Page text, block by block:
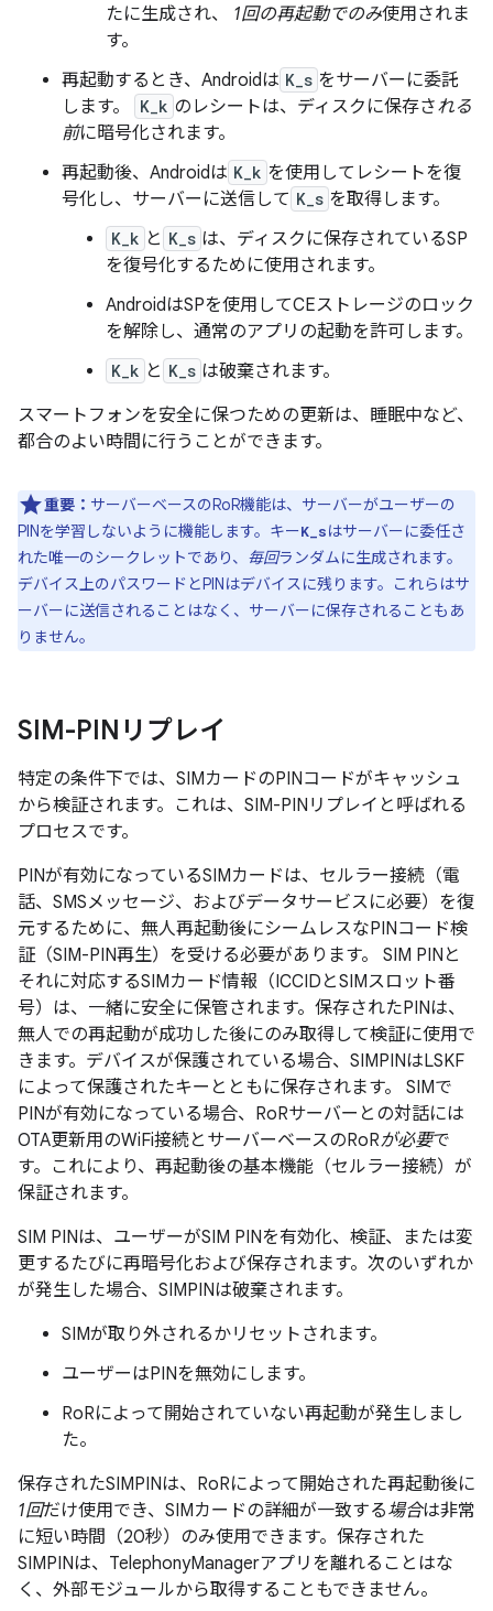
たに生成され、 1回の再起動でのみ使用されま
す。
再起動するとき、Androidは K_s をサーバーに委託
します。
K_k のレシートは、ディスクに保存される
前に暗号化されます。
再起動後、Androidは K_k を使用してレシートを復
号化し、サーバーに送信して K_s を取得します。
K_k と K_s は、ディスクに保存されているSP
を復号化するために使用されます。
AndroidはSPを使用してCEストレージのロック
を解除し、通常のアプリの起動を許可します。
K_k と K_s は破棄されます。
スマートフォンを安全に保つための更新は、睡眠中など、
都合のよい時間に行うことができます。
重要： サーバーベースのRoR機能は、サーバーがユーザーの
PINを学習しないように機能します。キーK_sはサーバーに委任さ
れた唯一のシークレットであり、 毎回ランダムに生成されます。
デバイス上のパスワードとPINはデバイスに残ります。これらはサ
ーバーに送信されることはなく、サーバーに保存されることもあ
りません。
SIM-PINリプレイ
特定の条件下では、SIMカードのPINコードがキャッシュ
から検証されます。これは、SIM-PINリプレイと呼ばれる
プロセスです。
PINが有効になっているSIMカードは、セルラー接続（電
話、SMSメッセージ、およびデータサービスに必要）を復
元するために、無人再起動後にシームレスなPINコード検
証（SIM-PIN再生）を受ける必要があります。 SIM PINと
それに対応するSIMカード情報（ICCIDとSIMスロット番
号）は、一緒に安全に保管されます。保存されたPINは、
無人での再起動が成功した後にのみ取得して検証に使用で
きます。デバイスが保護されている場合、SIMPINはLSKF
によって保護されたキーとともに保存されます。 SIMで
PINが有効になっている場合、RoRサーバーとの対話には
OTA更新用のWiFi接続とサーバーベースのRoRが必要で
す。これにより、再起動後の基本機能（セルラー接続）が
保証されます。
SIM PINは、ユーザーがSIM PINを有効化、検証、または変
更するたびに再暗号化および保存されます。次のいずれか
が発生した場合、SIMPINは破棄されます。
SIMが取り外されるかリセットされます。
ユーザーはPINを無効にします。
RoRによって開始されていない再起動が発生しまし
た。
保存されたSIMPINは、RoRによって開始された再起動後に
1回だけ使用でき、SIMカードの詳細が一致する場合は非常
に短い時間（20秒）のみ使用できます。保存された
SIMPINは、TelephonyManagerアプリを離れることはな
く、外部モジュールから取得することもできません。